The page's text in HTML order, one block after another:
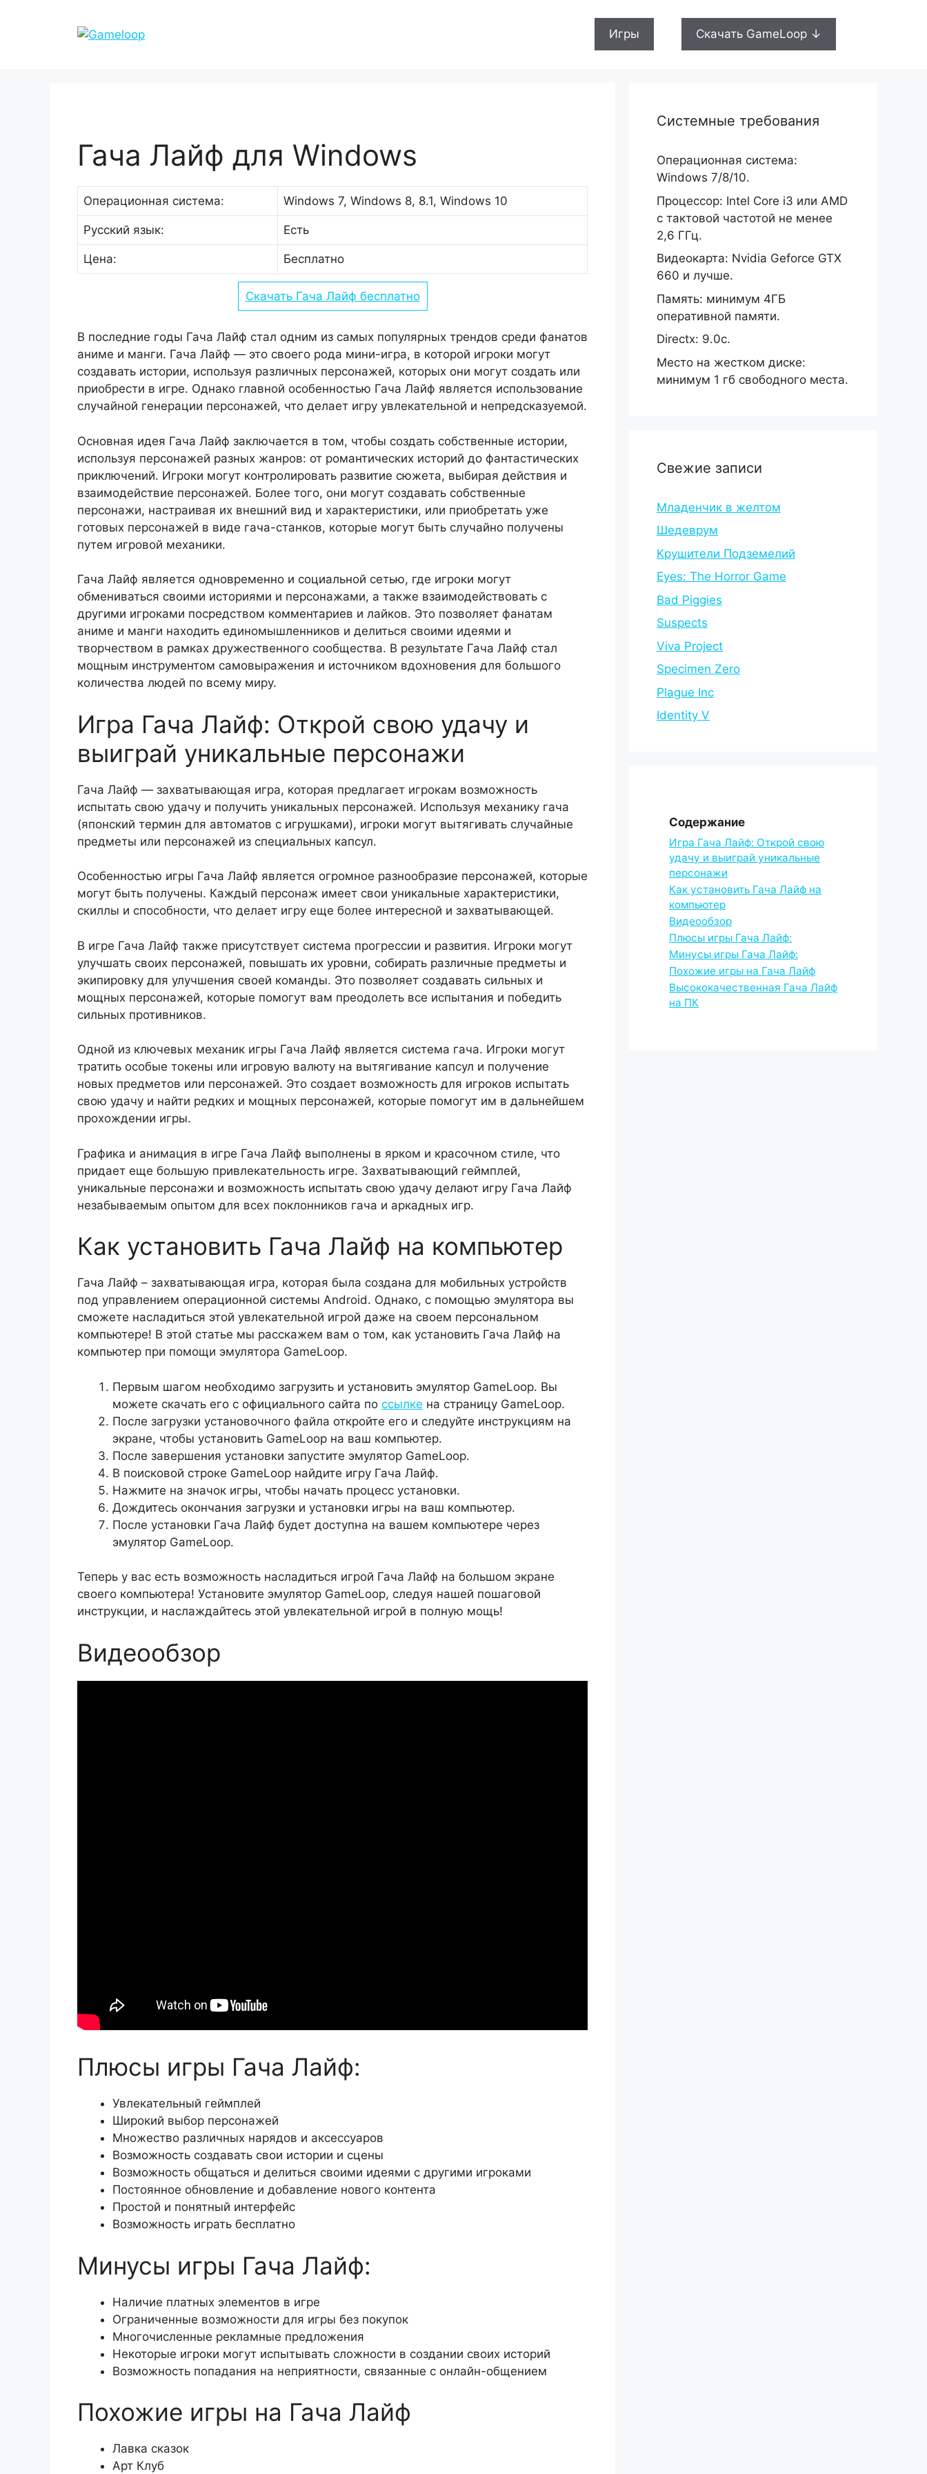
Игры Скачать GameLoop ↓
Гача Лайф для Windows
Операционная система: Windows 7, Windows 8, 8.1, Windows 10
Русский язык: Есть
Цена: Бесплатно
Скачать Гача Лайф бесплатно
В последние годы Гача Лайф стал одним из самых популярных трендов среди фанатов
аниме и манги. Гача Лайф — это своего рода мини-игра, в которой игроки могут
создавать истории, используя различных персонажей, которых они могут создать или
приобрести в игре. Однако главной особенностью Гача Лайф является использование
случайной генерации персонажей, что делает игру увлекательной и непредсказуемой.
Основная идея Гача Лайф заключается в том, чтобы создать собственные истории,
используя персонажей разных жанров: от романтических историй до фантастических
приключений. Игроки могут контролировать развитие сюжета, выбирая действия и
взаимодействие персонажей. Более того, они могут создавать собственные
персонажи, настраивая их внешний вид и характеристики, или приобретать уже
готовых персонажей в виде гача-станков, которые могут быть случайно получены
путем игровой механики.
Гача Лайф является одновременно и социальной сетью, где игроки могут
обмениваться своими историями и персонажами, а также взаимодействовать с
другими игроками посредством комментариев и лайков. Это позволяет фанатам
аниме и манги находить единомышленников и делиться своими идеями и
творчеством в рамках дружественного сообщества. В результате Гача Лайф стал
мощным инструментом самовыражения и источником вдохновения для большого
количества людей по всему миру.
Игра Гача Лайф: Открой свою удачу и
выиграй уникальные персонажи
Гача Лайф — захватывающая игра, которая предлагает игрокам возможность
испытать свою удачу и получить уникальных персонажей. Используя механику гача
(японский термин для автоматов с игрушками), игроки могут вытягивать случайные
предметы или персонажей из специальных капсул.
Особенностью игры Гача Лайф является огромное разнообразие персонажей, которые
могут быть получены. Каждый персонаж имеет свои уникальные характеристики,
скиллы и способности, что делает игру еще более интересной и захватывающей.
В игре Гача Лайф также присутствует система прогрессии и развития. Игроки могут
улучшать своих персонажей, повышать их уровни, собирать различные предметы и
экипировку для улучшения своей команды. Это позволяет создавать сильных и
мощных персонажей, которые помогут вам преодолеть все испытания и победить
сильных противников.
Одной из ключевых механик игры Гача Лайф является система гача. Игроки могут
тратить особые токены или игровую валюту на вытягивание капсул и получение
новых предметов или персонажей. Это создает возможность для игроков испытать
свою удачу и найти редких и мощных персонажей, которые помогут им в дальнейшем
прохождении игры.
Графика и анимация в игре Гача Лайф выполнены в ярком и красочном стиле, что
придает еще большую привлекательность игре. Захватывающий геймплей,
уникальные персонажи и возможность испытать свою удачу делают игру Гача Лайф
незабываемым опытом для всех поклонников гача и аркадных игр.
Как установить Гача Лайф на компьютер
Гача Лайф – захватывающая игра, которая была создана для мобильных устройств
под управлением операционной системы Android. Однако, с помощью эмулятора вы
сможете насладиться этой увлекательной игрой даже на своем персональном
компьютере! В этой статье мы расскажем вам о том, как установить Гача Лайф на
компьютер при помощи эмулятора GameLoop.
Первым шагом необходимо загрузить и установить эмулятор GameLoop. Вы
можете скачать его с официального сайта по ссылке на страницу GameLoop.
После загрузки установочного файла откройте его и следуйте инструкциям на
экране, чтобы установить GameLoop на ваш компьютер.
После завершения установки запустите эмулятор GameLoop.
В поисковой строке GameLoop найдите игру Гача Лайф.
Нажмите на значок игры, чтобы начать процесс установки.
Дождитесь окончания загрузки и установки игры на ваш компьютер.
После установки Гача Лайф будет доступна на вашем компьютере через
эмулятор GameLoop.
Теперь у вас есть возможность насладиться игрой Гача Лайф на большом экране
своего компьютера! Установите эмулятор GameLoop, следуя нашей пошаговой
инструкции, и наслаждайтесь этой увлекательной игрой в полную мощь!
Видеообзор
Плюсы игры Гача Лайф:
Увлекательный геймплей
Широкий выбор персонажей
Множество различных нарядов и аксессуаров
Возможность создавать свои истории и сцены
Возможность общаться и делиться своими идеями с другими игроками
Постоянное обновление и добавление нового контента
Простой и понятный интерфейс
Возможность играть бесплатно
Минусы игры Гача Лайф:
Наличие платных элементов в игре
Ограниченные возможности для игры без покупок
Многочисленные рекламные предложения
Некоторые игроки могут испытывать сложности в создании своих историй
Возможность попадания на неприятности, связанные с онлайн-общением
Похожие игры на Гача Лайф
Лавка сказок
Арт Клуб
Системные требования
Операционная система:
Windows 7/8/10.
Процессор: Intel Core i3 или AMD
с тактовой частотой не менее
2,6 ГГц.
Видеокарта: Nvidia Geforce GTX
660 и лучше.
Память: минимум 4ГБ
оперативной памяти.
Directx: 9.0c.
Место на жестком диске:
минимум 1 гб свободного места.
Свежие записи
Младенчик в желтом
Шедеврум
Крушители Подземелий
Eyes: The Horror Game
Bad Piggies
Suspects
Viva Project
Specimen Zero
Plague Inc
Identity V
Содержание
Игра Гача Лайф: Открой свою
удачу и выиграй уникальные
персонажи
Как установить Гача Лайф на
компьютер
Видеообзор
Плюсы игры Гача Лайф:
Минусы игры Гача Лайф:
Похожие игры на Гача Лайф
Высококачественная Гача Лайф
на ПК